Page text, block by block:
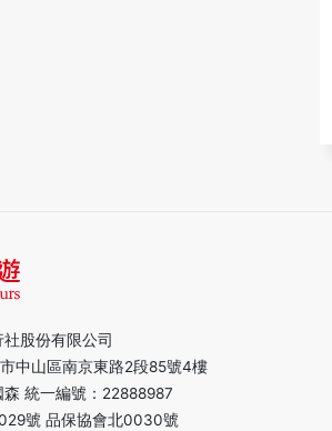
股份有限公司
中山區南京東路2段85號4樓
統一編號：22888987
號 品保協會北0030號